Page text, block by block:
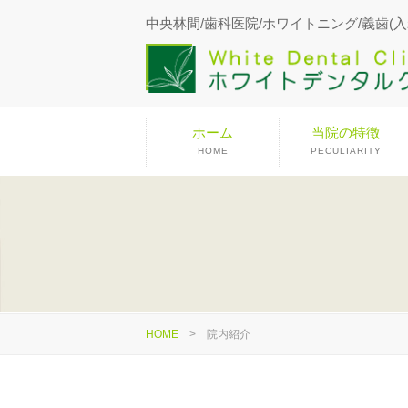
中央林間/歯科医院/ホワイトニング/義歯(
ホーム
HOME
当院の特徴
PECULIARITY
HOME > 院内紹介